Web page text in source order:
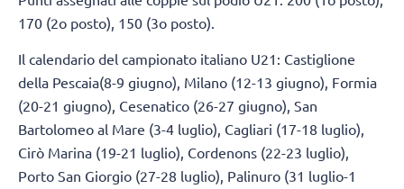
170 (2o posto), 150 (3o posto).
Il calendario del campionato italiano U21: Castiglione
della Pescaia(8-9 giugno), Milano (12-13 giugno), Formia
(20-21 giugno), Cesenatico (26-27 giugno), San
Bartolomeo al Mare (3-4 luglio), Cagliari (17-18 luglio),
Cirò Marina (19-21 luglio), Cordenons (22-23 luglio),
Porto San Giorgio (27-28 luglio), Palinuro (31 luglio-1